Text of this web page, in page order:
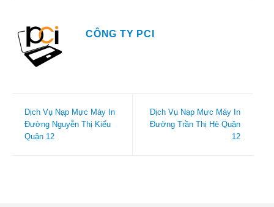
CÔNG TY PCI
Dịch Vụ Nạp Mực Máy In
Đường Nguyễn Thị Kiểu
Quận 12
Dịch Vụ Nạp Mực Máy In
Đường Trần Thị Hè Quận
12